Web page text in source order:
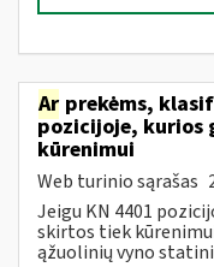
Ar prekėms,
pozicijoje,
kūrenimui
Web turinio sąrašas
Jeigu KN 4401
skirtos tiek
ąžuolinių vyno